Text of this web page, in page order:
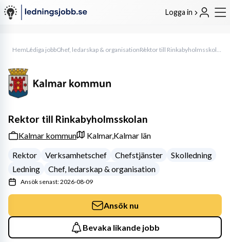
Logga in
HemLediga jobbChef, ledarskap & organisation Rektor till Rinkabyholmsskolan
Rektor till Rinkabyholmsskolan
Kalmar kommun Kalmar,Kalmar län
Rektor
Verksamhetschef Chefstjänster
Skolledning
Ledning
Chef, ledarskap & organisation
Ansök senast: 2026-08-09
Ansök nu
Bevaka likande jobb